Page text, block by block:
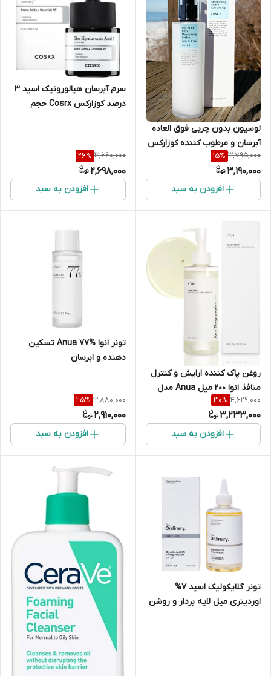
لوسیون بدون چربی فوق العاده
آبرسان و مرطوب کننده کوزارکس
| 100 میل
3,795,000
15%
3,190,000
افزودن به سبد
سرم آبرسان هیالورونیک اسید 3
درصد کوزارکس Cosrx حجم
3,660,000
26%
2,698,000
افزودن به سبد
روغن پاک کننده ارایش و کنترل
منافذ انوا 200 میل Anua مدل
هارت لیف Heartleaf
4,629,000
30%
3,233,000
افزودن به سبد
تونر انوا Anua 77% تسکین
دهنده و ابرسان
3,880,000
25%
2,910,000
افزودن به سبد
تونر گلایکولیک اسید 7%
اوردینری میل لایه بردار و روشن